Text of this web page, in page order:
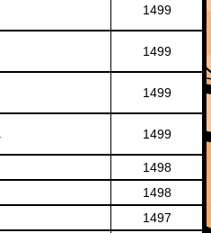
1499
1499
1499
1499
1498
1498
1497